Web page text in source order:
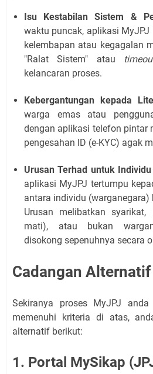
Isu Kestabilan Sistem &
waktu puncak, aplikasi
kelembapan atau kegagalan
"Ralat Sistem" atau
kelancaran proses.
Kebergantungan kepada
warga emas atau
dengan aplikasi telefon pintar
pengesahan ID (e-KYC) agak
Urusan Terhad untuk
aplikasi MyJPJ tertumpu
antara individu
Urusan melibatkan syarikat,
mati), atau bukan
disokong sepenuhnya secara
Cadangan
Sekiranya proses MyJPJ
memenuhi kriteria di atas,
alternatif berikut:
1. Portal MySikap